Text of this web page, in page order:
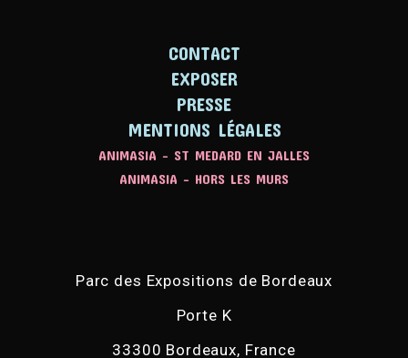
CONTACT
EXPOSER
PRESSE
MENTIONS LÉGALES
ANIMASIA - ST MEDARD EN JALLES
ANIMASIA - HORS LES MURS
Parc des Expositions de Bordeaux
Porte K
33300 Bordeaux, France